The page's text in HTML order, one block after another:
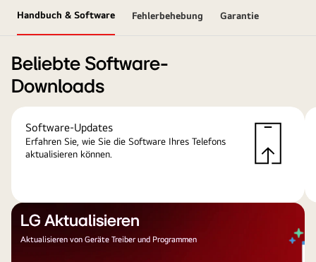
Handbuch & Software Fehlerbehebung Garantie
Beliebte Software-
Downloads
Software-Updates
Erfahren Sie, wie Sie die Software Ihres Telefons
aktualisieren können.
LG Aktualisieren
Aktualisieren von Geräte Treiber und Programmen